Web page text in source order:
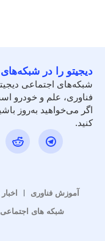
دیجیتو را در
شبکه‌های اجتماعی
فناوری، علم و خودرو
اگر می‌خواهید به‌روز
کنید.
آموزش فناوری
شبکه های اجتماعی